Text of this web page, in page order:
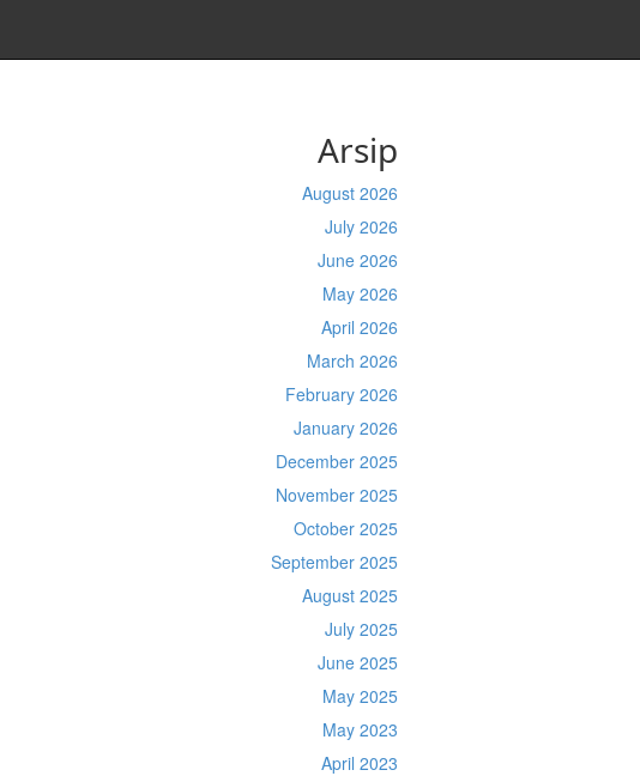
Arsip
August 2026
July 2026
June 2026
May 2026
April 2026
March 2026
February 2026
January 2026
December 2025
November 2025
October 2025
September 2025
August 2025
July 2025
June 2025
May 2025
May 2023
April 2023